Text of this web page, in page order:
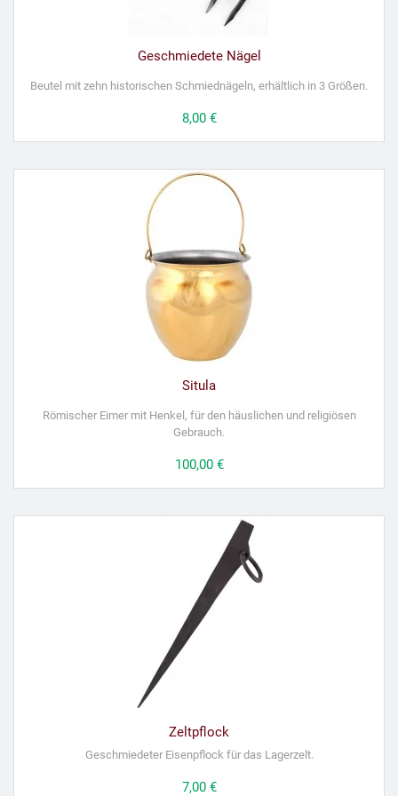
Geschmiedete Nägel
Beutel mit zehn historischen Schmiednägeln, erhältlich in 3 Größen.
Preis
8,00 €
Situla
Römischer Eimer mit Henkel, für den häuslichen und religiösen
Gebrauch.
Preis
100,00 €
Zeltpflock
Geschmiedeter Eisenpflock für das Lagerzelt.
Preis
7,00 €